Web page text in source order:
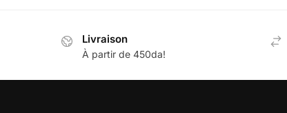
Livraison
À partir de 450da!